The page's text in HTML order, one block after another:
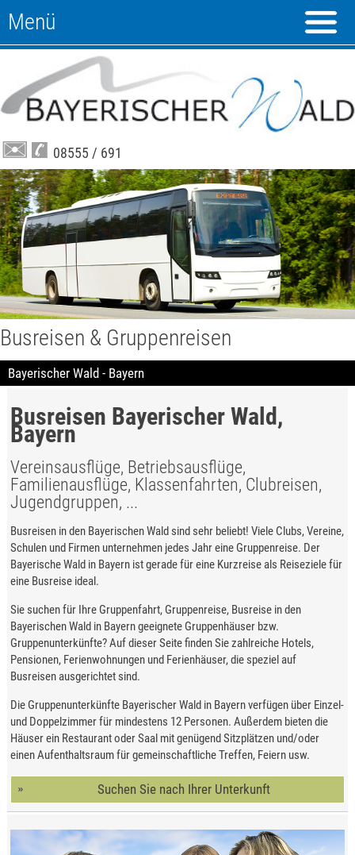
08555 / 691
Busreisen & Gruppenreisen
Bayerischer Wald - Bayern
Menü
Busreisen Bayerischer Wald,
Bayern
Vereinsausflüge, Betriebsausflüge,
Familienausflüge, Klassenfahrten, Clubreisen,
Jugendgruppen, ...
Busreisen in den Bayerischen Wald sind sehr beliebt! Viele Clubs, Vereine,
Schulen und Firmen unternehmen jedes Jahr eine Gruppenreise. Der
Bayerische Wald in Bayern ist gerade für eine Kurzreise als Reiseziele für
eine Busreise ideal.
Sie suchen für Ihre Gruppenfahrt, Gruppenreise, Busreise in den
Bayerischen Wald in Bayern geeignete Gruppenhäuser bzw.
Gruppenunterkünfte? Auf dieser Seite finden Sie zahlreiche Hotels,
Pensionen, Ferienwohnungen und Ferienhäuser, die speziel auf
Busreisen ausgerichtet sind.
Die Gruppenunterkünfte Bayerischer Wald in Bayern verfügen über Einzel-
und Doppelzimmer für mindestens 12 Personen. Außerdem bieten die
Häuser ein Restaurant oder Saal mit genügend Sitzplätzen und/oder
einen Aufenthaltsraum für gemeinschaftliche Treffen, Feiern usw.
Suchen Sie nach Ihrer Unterkunft